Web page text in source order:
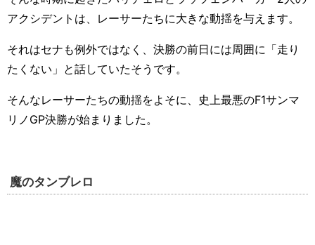
アクシデントは、レーサーたちに大きな動揺を与えます。
それはセナも例外ではなく、決勝の前日には周囲に「走り
たくない」と話していたそうです。
そんなレーサーたちの動揺をよそに、史上最悪のF1サンマ
リノ GP決勝が始まりました。
魔のタンブレロ